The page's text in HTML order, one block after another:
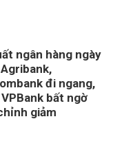
ngân hàng ngày
đi ngang,
bất ngờ
giảm